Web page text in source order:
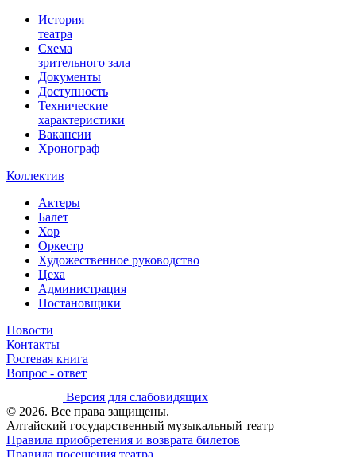
История
театра
Схема
зрительного зала
Документы
Доступность
Технические
характеристики
Вакансии
Хронограф
Коллектив
Актеры
Балет
Хор
Оркестр
Художественное руководство
Цеха
Администрация
Постановщики
Новости
Контакты
Гостевая книга
Вопрос - ответ
Версия для слабовидящих
© 2026. Все права защищены.
Алтайский государственный музыкальный театр
Правила приобретения и возврата билетов
Правила посещения театра